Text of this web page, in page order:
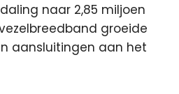
naar 2,85 miljoen
groeide
aansluitingen aan het